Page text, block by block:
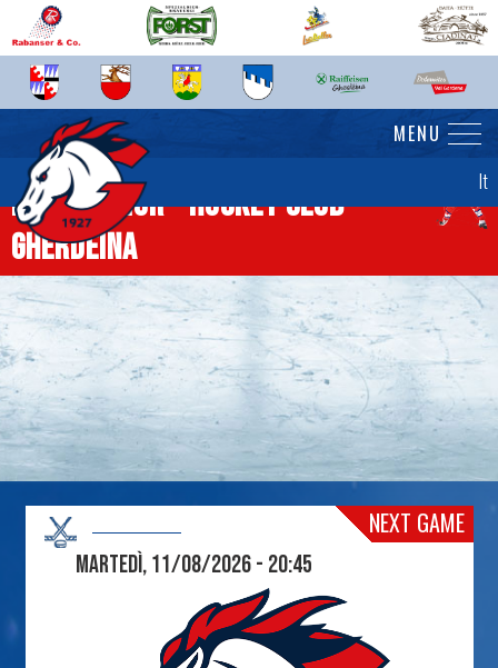
It
MENU
News senior - Hockey Club
Gherdëina
NEXT GAME
Martedì, 11/08/2026 - 20:45